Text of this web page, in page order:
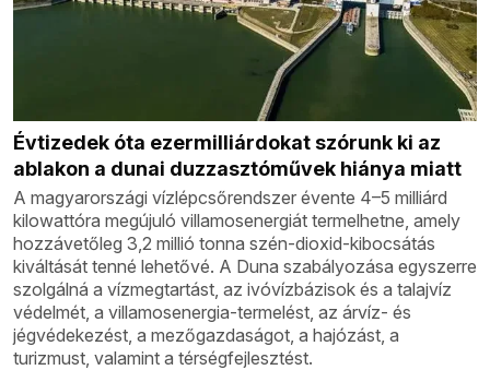
Évtizedek óta ezermilliárdokat szórunk ki az
ablakon a dunai duzzasztóművek hiánya miatt
A magyarországi vízlépcsőrendszer évente 4–5 milliárd
kilowattóra megújuló villamosenergiát termelhetne, amely
hozzávetőleg 3,2 millió tonna szén-dioxid-kibocsátás
kiváltását tenné lehetővé. A Duna szabályozása egyszerre
szolgálná a vízmegtartást, az ivóvízbázisok és a talajvíz
védelmét, a villamosenergia-termelést, az árvíz- és
jégvédekezést, a mezőgazdaságot, a hajózást, a
turizmust, valamint a térségfejlesztést.